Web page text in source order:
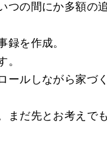
つの間にか多額の
録を作成。
。
ールしながら家づ
まだ先とお考えで